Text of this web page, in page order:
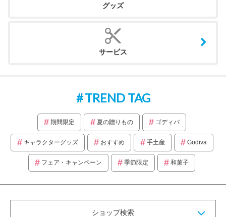
グッズ
サービス
TREND TAG
期間限定 夏の贈りもの ゴディバ
キャラクターグッズ おすすめ 手土産 Godiva
フェア・キャンペーン 季節限定 和菓子
ショップ検索